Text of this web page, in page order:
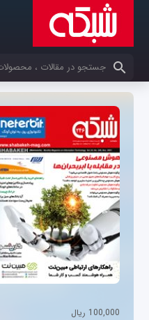
کلمات کلیدی خود را وارد کنید
100,000 ریال